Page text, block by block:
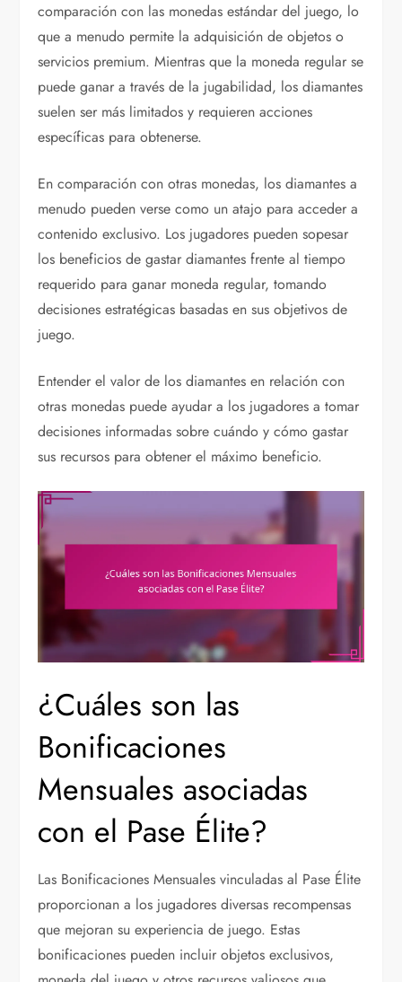
comparación con las monedas estándar del juego, lo
que a menudo permite la adquisición de objetos o
servicios premium. Mientras que la moneda regular se
puede ganar a través de la jugabilidad, los diamantes
suelen ser más limitados y requieren acciones
específicas para obtenerse.
En comparación con otras monedas, los diamantes a
menudo pueden verse como un atajo para acceder a
contenido exclusivo. Los jugadores pueden sopesar
los beneficios de gastar diamantes frente al tiempo
requerido para ganar moneda regular, tomando
decisiones estratégicas basadas en sus objetivos de
juego.
Entender el valor de los diamantes en relación con
otras monedas puede ayudar a los jugadores a tomar
decisiones informadas sobre cuándo y cómo gastar
sus recursos para obtener el máximo beneficio.
¿Cuáles son las
Bonificaciones
Mensuales asociadas
con el Pase Élite?
Las Bonificaciones Mensuales vinculadas al Pase Élite
proporcionan a los jugadores diversas recompensas
que mejoran su experiencia de juego. Estas
bonificaciones pueden incluir objetos exclusivos,